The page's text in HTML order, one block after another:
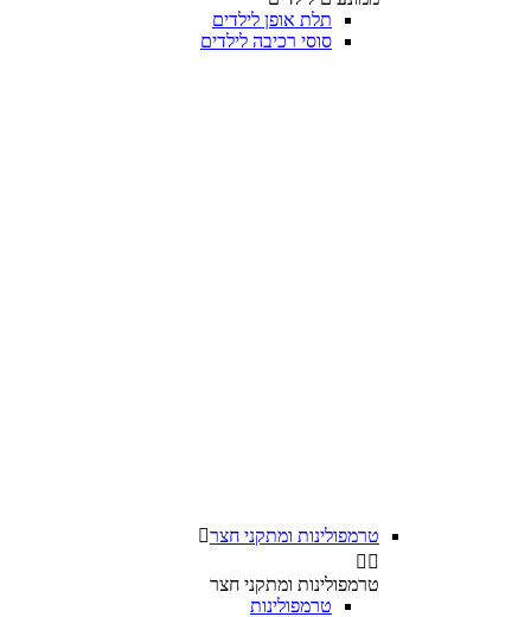
תלת אופן לילדים
סוסי רכיבה לילדים
טרמפולינות ומתקני חצר
 
טרמפולינות ומתקני חצר
טרמפולינות